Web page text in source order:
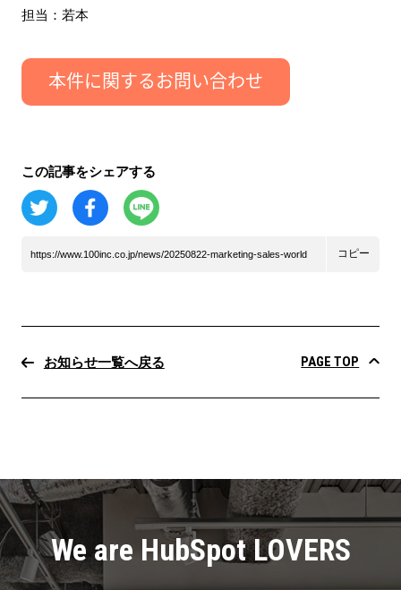
担当：若本
この記事をシェアする
https://www.100inc.co.jp/news/20250822-marketing-sales-world コピー
お知らせ一覧へ戻る PAGE TOP
We are HubSpot LOVERS